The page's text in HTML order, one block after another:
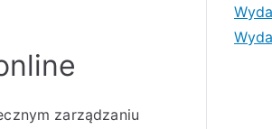
zarządzaniu